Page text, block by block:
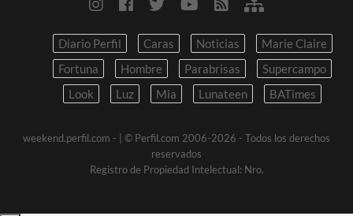
Diario Perfil Caras Noticias
Marie Claire
Fortuna
Hombre Parabrisas
Supercampo
Look
Luz Mia Lunateen BATimes
weekend.perfil.com -
| © Perfil.com 2006-2026 - Todos los derechos
reservados
Registro de Propiedad Intelectual: Nro.